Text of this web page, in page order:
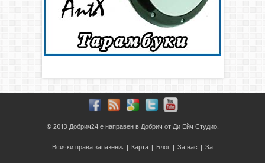
© 2013 Добрич24 е направен в Добрич от Ди Ейч Студио.
Всички права запазени. | Карта | Блог | За нас | За